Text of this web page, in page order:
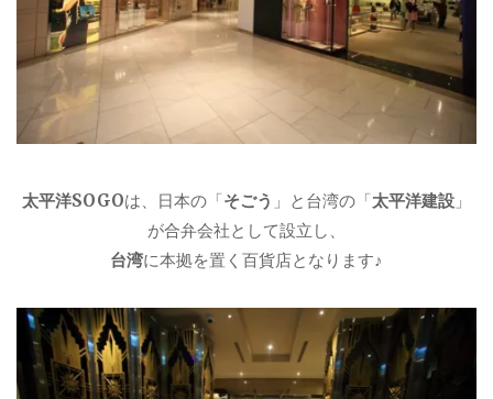
太平洋SOGOは、日本の「そごう 」と台湾の「太平洋建設 」
が合弁会社として設立し、
台湾に本拠を置く百貨店となります♪